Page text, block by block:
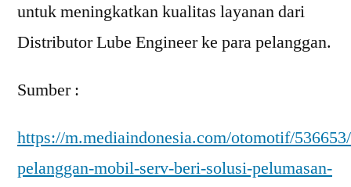
untuk meningkatkan kualitas layanan dari
Distributor Lube Engineer ke para pelanggan.
Sumber :
https://m.mediaindonesia.com/otomotif/
pelanggan-mobil-serv-beri-solusi-pelumasan-